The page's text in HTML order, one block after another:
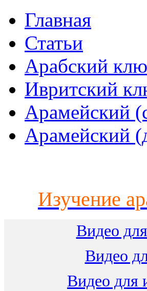
Главная
Статьи
Арабский
Ивритский
Арамейский
Арамейский
Изучение
Видео
Видео
Видео для